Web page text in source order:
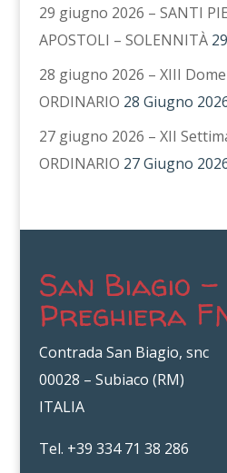
29 giugno 2026 – SANTI
APOSTOLI – SOLENNITÀ
28 giugno 2026 – XIII
ORDINARIO 28 Giugno
27 giugno 2026 – XII
ORDINARIO 27 Giugno
San Biagio
Preghiera
Contrada San Biagio, snc
00028 – Subiaco (RM)
ITALIA
Tel. +39 334 71 38 286